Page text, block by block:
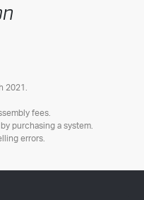
2021.
fees.
purchasing a system.
errors.